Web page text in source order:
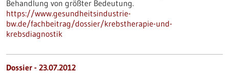
Behandlung von größter Bedeutung.
https://www.gesundheitsindustrie-
bw.de/fachbeitrag/dossier/krebstherapie-und-
krebsdiagnostik
Dossier - 23.07.2012